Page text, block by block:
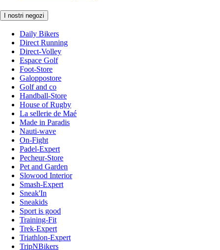
I nostri negozi
Daily Bikers
Direct Running
Direct-Volley
Espace Golf
Foot-Store
Galoppostore
Golf and co
Handball-Store
House of Rugby
La sellerie de Maé
Made in Paradis
Nauti-wave
On-Fight
Padel-Expert
Pecheur-Store
Pet and Garden
Slowood Interior
Smash-Expert
Sneak'In
Sneakids
Sport is good
Training-Fit
Trek-Expert
Triathlon-Expert
TripNBikers